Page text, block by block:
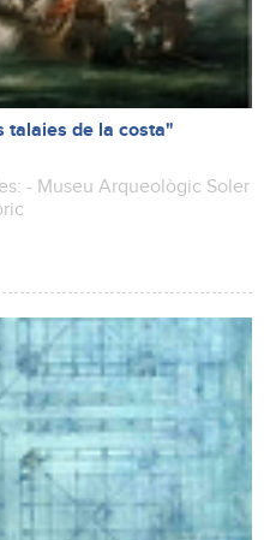
talaies de la costa"
- Museu Arqueològic Soler